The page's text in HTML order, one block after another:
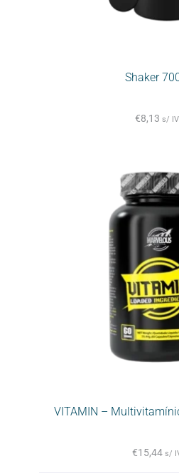
Shaker
€8,13 s/
VITAMIN –
€15,44 s/